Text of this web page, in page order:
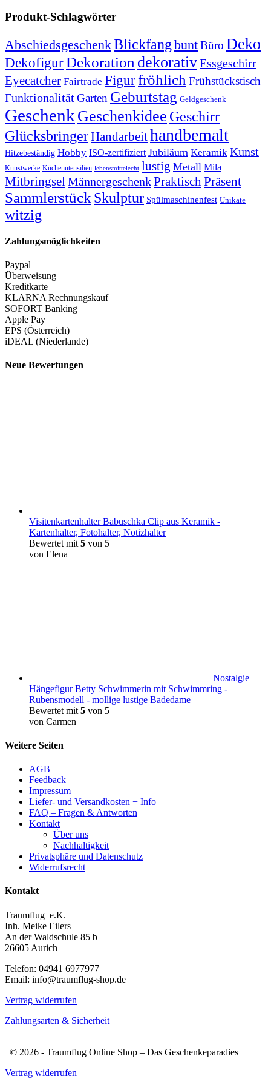
Produkt-Schlagwörter
AbschiedsgeschenkBlickfang buntBüro Deko
DekofigurDekoration dekorativEssgeschirr
Eyecatcher Fairtrade Figurfröhlich Frühstückstisch
FunktionalitätGarten Geburtstag Geldgeschenk
Geschenk Geschenkidee Geschirr
GlücksbringerHandarbeithandbemalt
Hitzebeständig Hobby ISO-zertifiziert Jubiläum Keramik Kunst
Kunstwerke Küchenutensilien lebensmittelecht lustig Metall Mila
Mitbringsel MännergeschenkPraktisch Präsent
Sammlerstück Skulptur Spülmaschinenfest Unikate
witzig
Zahlungsmöglichkeiten
Paypal
Überweisung
Kreditkarte
KLARNA Rechnungskauf
SOFORT Banking
Apple Pay
EPS (Österreich)
iDEAL (Niederlande)
Neue Bewertungen
Visitenkartenhalter Babuschka Clip aus Keramik -
Kartenhalter, Fotohalter, Notizhalter
Bewertet mit 5 von 5
von Elena
Nostalgie
Hängefigur Betty Schwimmerin mit Schwimmring -
Rubensmodell - mollige lustige Badedame
Bewertet mit 5 von 5
von Carmen
Weitere Seiten
AGB
Feedback
Impressum
Liefer- und Versandkosten + Info
FAQ – Fragen & Antworten
Kontakt
Über uns
Nachhaltigkeit
Privatsphäre und Datenschutz
Widerrufsrecht
Kontakt
Traumflug e.K.
Inh. Meike Eilers
An der Waldschule 85 b
26605 Aurich
Telefon: 04941 6977977
Email: info@traumflug-shop.de
Vertrag widerrufen
Zahlungsarten & Sicherheit
© 2026 - Traumflug Online Shop – Das Geschenkeparadies
Vertrag widerrufen